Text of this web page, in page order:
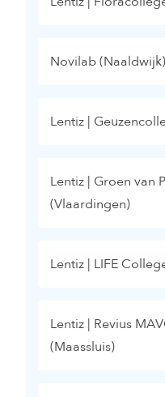
Novilab (Naaldwijk)
Lentiz |
Lentiz | Groen van
(Vlaardingen)
Lentiz | LIFE
Lentiz | Revius
(Maassluis)